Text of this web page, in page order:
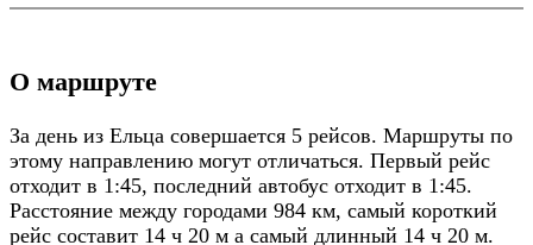
О маршруте
За день из Ельца совершается 5 рейсов. Маршруты по
этому направлению могут отличаться. Первый рейс
отходит в 1:45, последний автобус отходит в 1:45.
Расстояние между городами 984 км, самый короткий
рейс составит 14 ч 20 м а самый длинный 14 ч 20 м.